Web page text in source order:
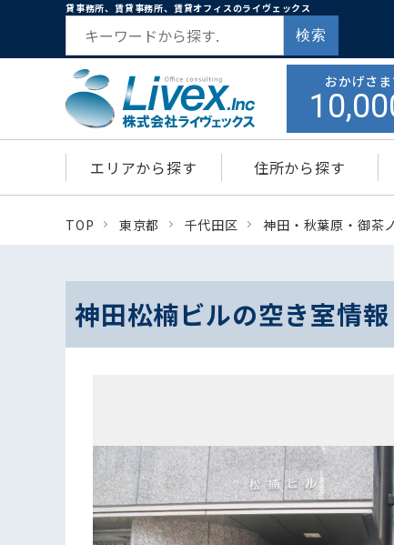
貸事務所、賃貸事務所、賃貸オフィスのライヴェックス
検索
おかげさ
エリアから探す 住所から探す
TOP 東京都 千代田区 神田・秋葉原・御茶
神田松楠ビルの空き室情報